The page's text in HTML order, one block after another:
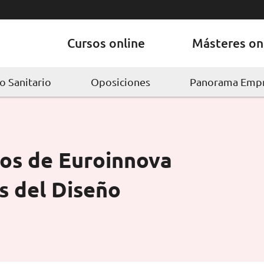
Cursos online Másteres
Sanitario Oposiciones Panorama
de Euroinnova
del Diseño